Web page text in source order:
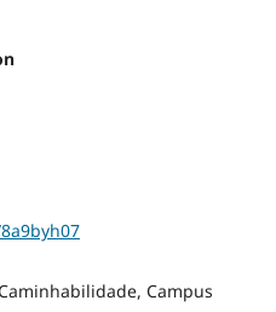
Campus